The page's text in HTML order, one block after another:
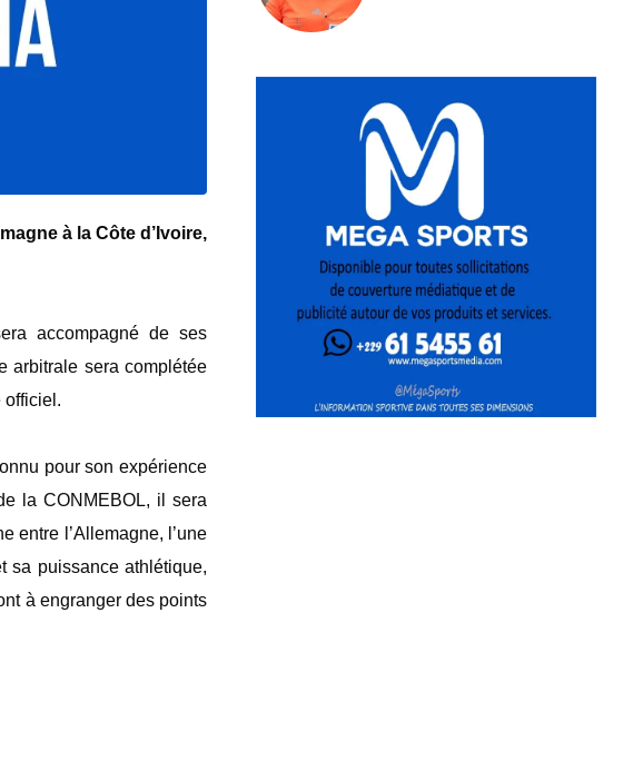
à la Côte d’Ivoire,
accompagné de ses
arbitrale sera complétée
officiel.
pour son expérience
la CONMEBOL, il sera
entre l’Allemagne, l’une
sa puissance athlétique,
à engranger des points